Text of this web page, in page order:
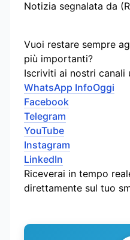
Notizia segnalata da
Vuoi restare sempre
più importanti?
Iscriviti ai nostri canali
WhatsApp InfoOggi
Facebook
Telegram
YouTube
Instagram
LinkedIn
Riceverai in tempo
direttamente sul tuo